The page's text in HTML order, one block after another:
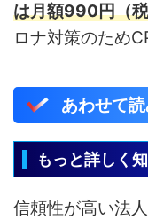
は月額990円（
ロナ対策のため
あわせて
もっと詳しく
信頼性が高い法